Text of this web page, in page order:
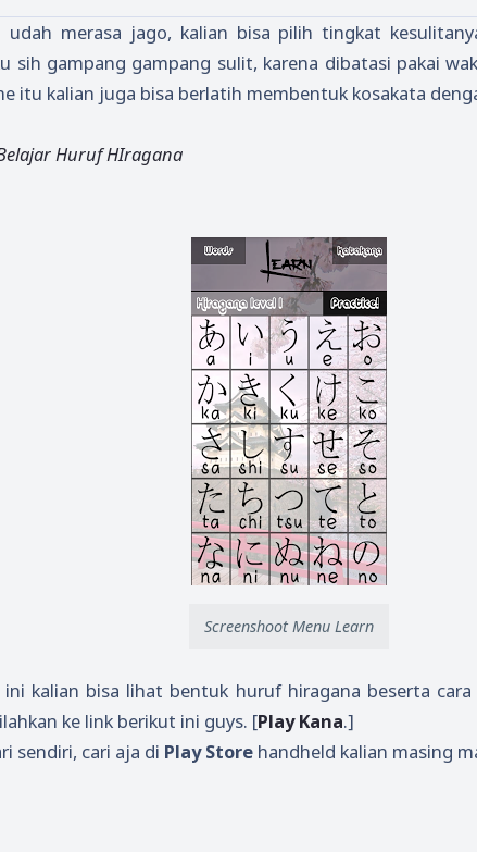
udah merasa jago, kalian bisa pilih tingkat
sih gampang gampang sulit, karena dibatasi pakai
itu kalian juga bisa berlatih membentuk kosakata
Huruf HIragana
Screenshoot Menu Learn
kalian bisa lihat bentuk huruf hiragana beserta cara
ke link berikut ini guys. [Play Kana.]
sendiri, cari aja di Play Store handheld kalian masing